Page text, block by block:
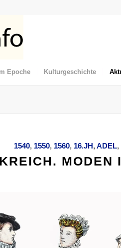
Epoche Kulturgeschichte
1540, 1550, 1560, 16.JH,ADEL,
MODEN